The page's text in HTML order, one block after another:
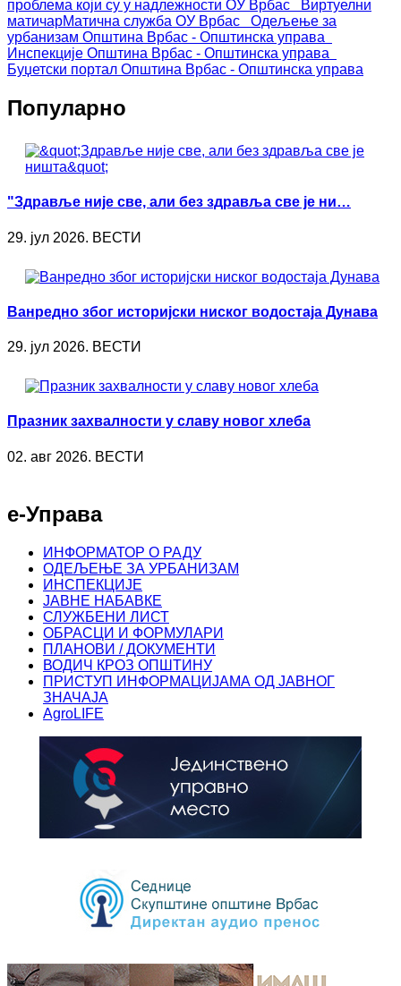
проблема који су у надлежности ОУ Врбас
Виртуелни
матичарМатична служба ОУ Врбас
Одељење за
урбанизам Општина Врбас - Општинска управа
Инспекције Општина Врбас - Општинска управа
Буџетски портал Општина Врбас - Општинска управа
Популарно
"Здравље није све, али без здравља све је ни…
29. јул 2026. ВЕСТИ
Ванредно због историјски ниског водостаја Дунава
29. јул 2026. ВЕСТИ
Празник захвалности у славу новог хлеба
02. авг 2026. ВЕСТИ
е-Управа
ИНФОРМАТОР О РАДУ
ОДЕЉЕЊЕ ЗА УРБАНИЗАМ
ИНСПЕКЦИЈЕ
ЈАВНЕ НАБАВКЕ
СЛУЖБЕНИ ЛИСТ
ОБРАСЦИ И ФОРМУЛАРИ
ПЛАНОВИ / ДОКУМЕНТИ
ВОДИЧ КРОЗ ОПШТИНУ
ПРИСТУП ИНФОРМАЦИЈАМА ОД ЈАВНОГ
ЗНАЧАЈА
AgroLIFE